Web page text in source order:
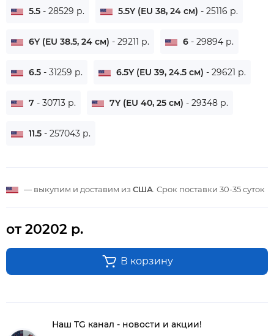
5.5 - 28529 р. 5.5Y (EU 38, 24 см) - 25116 р.
6Y (EU 38.5, 24 см) - 29211 р. 6 - 29894 р.
6.5 - 31259 р. 6.5Y (EU 39, 24.5 см) - 29621 р.
7 - 30713 р. 7Y (EU 40, 25 см) - 29348 р.
11.5 - 257043 р.
— выкупим и доставим из США . Срок поставки 30-35 суток
от 20202 р.
В корзину
Наш TG канал - новости и акции!